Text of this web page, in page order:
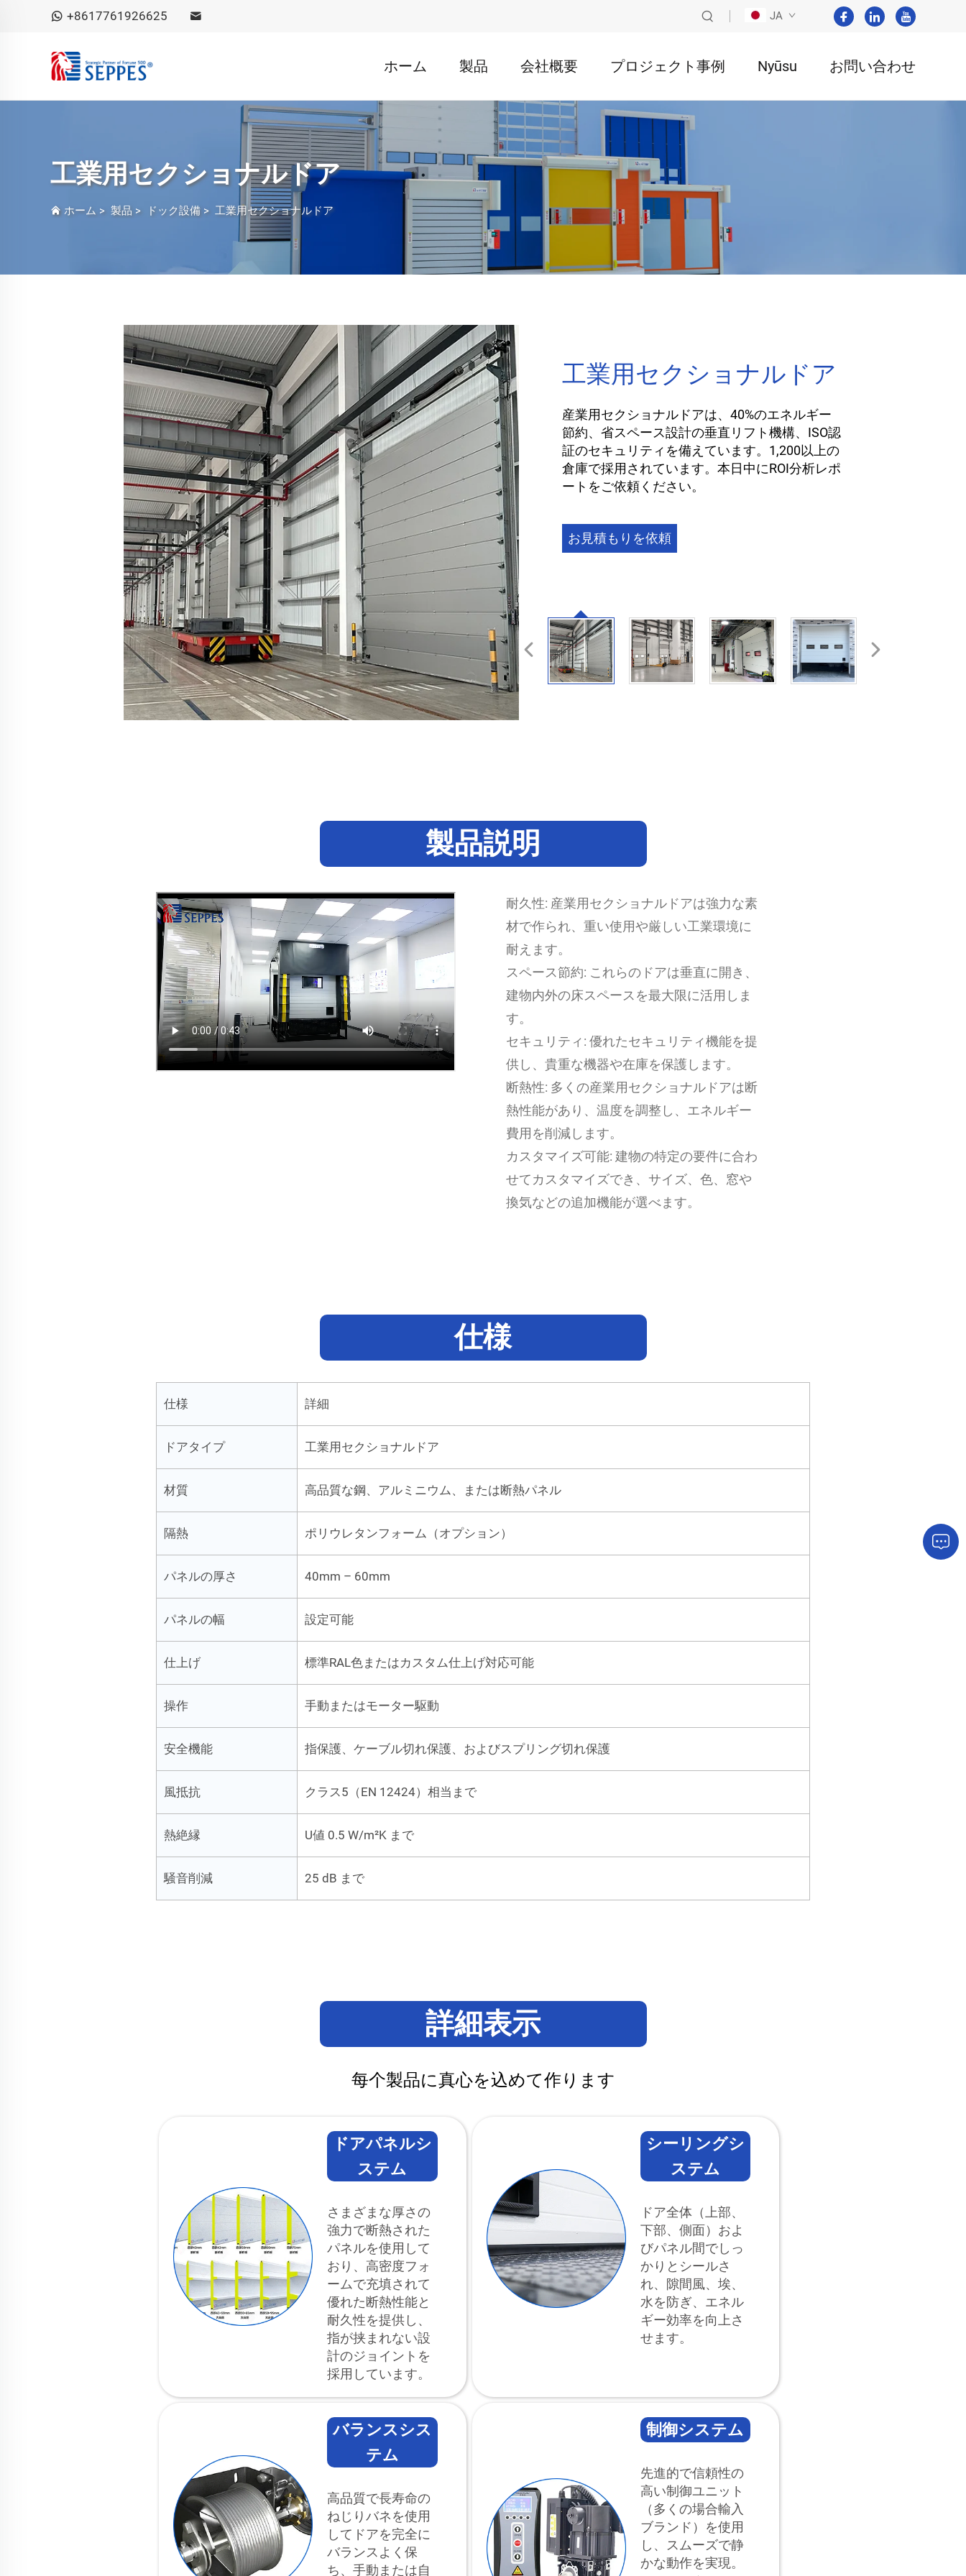
+8617761926625 JA
ホーム 製品 会社概要 プロジェクト事例 Nyūsu お問い合わせ
工業用セクショナルドア
ホーム > 製品 > ドック設備 > 工業用セクショナルドア
工業用セクショナルドア
産業用セクショナルドアは、40%のエネルギー
節約、省スペース設計の垂直リフト機構、ISO認
証のセキュリティを備えています。1,200以上の
倉庫で採用されています。本日中にROI分析レポ
ートをご依頼ください。
お見積もりを依頼
製品説明
耐久性: 産業用セクショナルドアは強力な素
材で作られ、重い使用や厳しい工業環境に
耐えます。
スペース節約: これらのドアは垂直に開き、
建物内外の床スペースを最大限に活用しま
す。
セキュリティ: 優れたセキュリティ機能を提
供し、貴重な機器や在庫を保護します。
断熱性: 多くの産業用セクショナルドアは断
熱性能があり、温度を調整し、エネルギー
費用を削減します。
カスタマイズ可能: 建物の特定の要件に合わ
せてカスタマイズでき、サイズ、色、窓や
換気などの追加機能が選べます。
仕様
仕様 詳細
ドアタイプ 工業用セクショナルドア
材質 高品質な鋼、アルミニウム、または断熱パネル
隔熱 ポリウレタンフォーム（オプション）
パネルの厚さ 40mm – 60mm
パネルの幅 設定可能
仕上げ 標準RAL色またはカスタム仕上げ対応可能
操作 手動またはモーター駆動
安全機能 指保護、ケーブル切れ保護、およびスプリング切れ保護
風抵抗 クラス5（EN 12424）相当まで
熱絶縁 U値 0.5 W/m²K まで
騒音削減 25 dB まで
詳細表示
每个製品に真心を込めて作ります
ドアパネルシ
ステム
さまざまな厚さの
強力で断熱された
パネルを使用して
おり、高密度フォ
ームで充填されて
優れた断熱性能と
耐久性を提供し、
指が挟まれない設
計のジョイントを
採用しています。
シーリングシ
ステム
ドア全体（上部、
下部、側面）およ
びパネル間でしっ
かりとシールさ
れ、隙間風、埃、
水を防ぎ、エネル
ギー効率を向上さ
せます。
バランスシス
テム
高品質で長寿命の
ねじりバネを使用
してドアを完全に
バランスよく保
ち、手動または自
制御システム
先進的で信頼性の
高い制御ユニット
（多くの場合輸入
ブランド）を使用
し、スムーズで静
かな動作を実現。